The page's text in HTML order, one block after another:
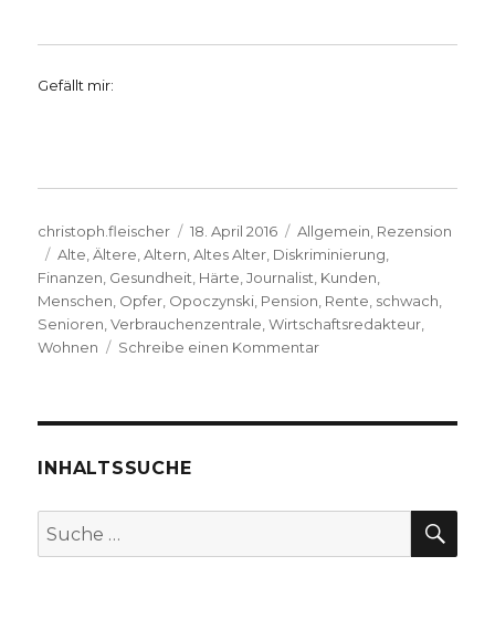
Gefällt mir:
Autor
christoph.fleischer
Veröffentlicht
am
18. April 2016 Kategorien
Allgemein Rezension
Schlagwörter
Alte ,Ältere ,Altern ,Altes Alter Diskriminierung
Finanzen Gesundheit Härte ,Journalist Kunden
Menschen Opfer Opoczynski Pension Rente schwach
Senioren ,Verbrauchenzentrale ,Wirtschaftsredakteur
Wohnen
Schreibe einen Kommentarzu
Fleischer,
2016
INHALTSSUCHE
Suche
nach: